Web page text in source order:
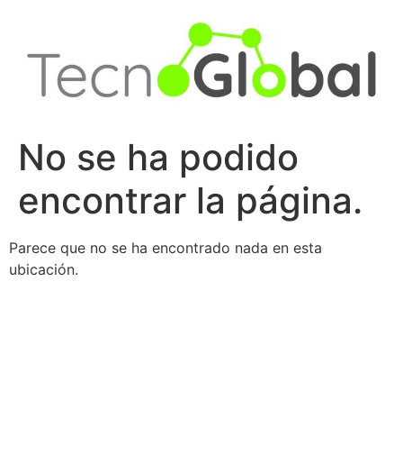
contenido
No se ha podido
encontrar la página.
Parece que no se ha encontrado nada en esta
ubicación.